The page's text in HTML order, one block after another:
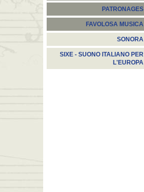
PATRONAGES
FAVOLOSA MUSICA
SONORA
SIXE - SUONO ITALIANO PER
L'EUROPA